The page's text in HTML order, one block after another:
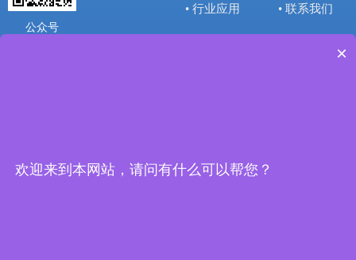
• 行业应用 • 联系我们
办公邮箱： marketing@mic
公众号
×
欢迎来到本网站，请问有什么可以帮您？